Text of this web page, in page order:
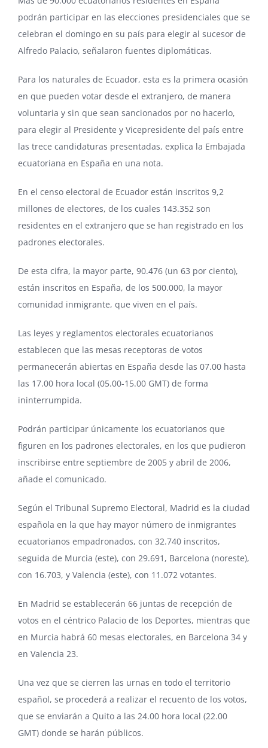
podrán participar en las elecciones presidenciales que se
celebran el domingo en su país para elegir al sucesor de
Alfredo Palacio, señalaron fuentes diplomáticas.
Para los naturales de Ecuador, esta es la primera ocasión
en que pueden votar desde el extranjero, de manera
voluntaria y sin que sean sancionados por no hacerlo,
para elegir al Presidente y Vicepresidente del país entre
las trece candidaturas presentadas, explica la Embajada
ecuatoriana en España en una nota.
En el censo electoral de Ecuador están inscritos 9,2
millones de electores, de los cuales 143.352 son
residentes en el extranjero que se han registrado en los
padrones electorales.
De esta cifra, la mayor parte, 90.476 (un 63 por ciento),
están inscritos en España, de los 500.000, la mayor
comunidad inmigrante, que viven en el país.
Las leyes y reglamentos electorales ecuatorianos
establecen que las mesas receptoras de votos
permanecerán abiertas en España desde las 07.00 hasta
las 17.00 hora local (05.00-15.00 GMT) de forma
ininterrumpida.
Podrán participar únicamente los ecuatorianos que
figuren en los padrones electorales, en los que pudieron
inscribirse entre septiembre de 2005 y abril de 2006,
añade el comunicado.
Según el Tribunal Supremo Electoral, Madrid es la ciudad
española en la que hay mayor número de inmigrantes
ecuatorianos empadronados, con 32.740 inscritos,
seguida de Murcia (este), con 29.691, Barcelona (noreste),
con 16.703, y Valencia (este), con 11.072 votantes.
En Madrid se establecerán 66 juntas de recepción de
votos en el céntrico Palacio de los Deportes, mientras que
en Murcia habrá 60 mesas electorales, en Barcelona 34 y
en Valencia 23.
Una vez que se cierren las urnas en todo el territorio
español, se procederá a realizar el recuento de los votos,
que se enviarán a Quito a las 24.00 hora local (22.00
GMT) donde se harán públicos.